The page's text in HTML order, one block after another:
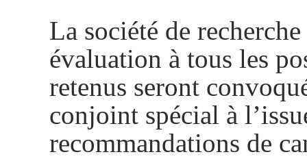
La société de
évaluation à tous les
retenus seront
conjoint spécial à
recommandations de